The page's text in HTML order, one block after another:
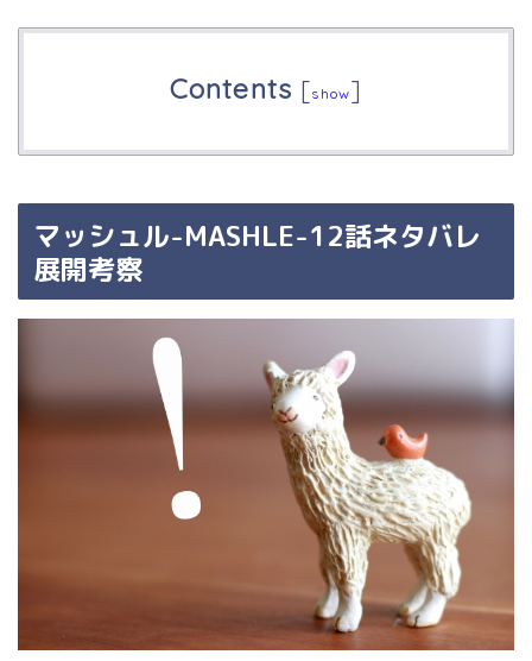
Contents [show]
マッシュル-MASHLE-12話ネタバレ
展開考察